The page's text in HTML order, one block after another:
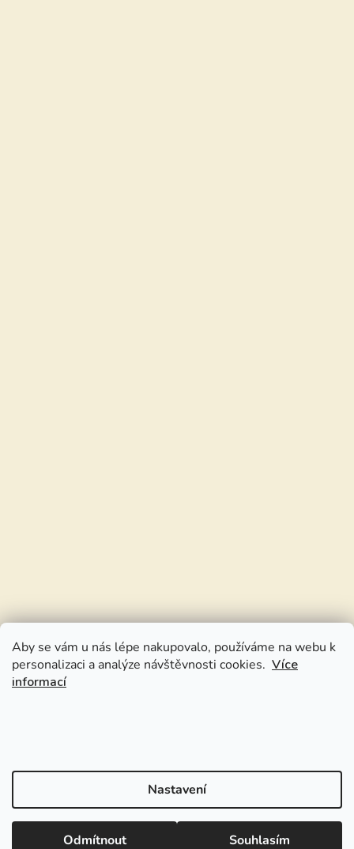
Aby se vám u nás lépe nakupovalo, používáme na webu k
personalizaci a analýze návštěvnosti cookies. Více
informací
Nastavení
Odmítnout Souhlasím